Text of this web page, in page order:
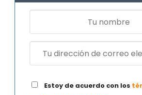
Estoy de acuerdo con los